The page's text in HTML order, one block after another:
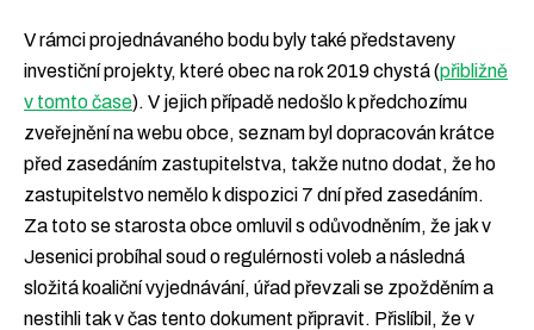
V rámci projednávaného bodu byly také představeny
investiční projekty, které obec na rok 2019 chystá (přibližně
v tomto čase). V jejich případě nedošlo k předchozímu
zveřejnění na webu obce, seznam byl dopracován krátce
před zasedáním zastupitelstva, takže nutno dodat, že ho
zastupitelstvo nemělo k dispozici 7 dní před zasedáním.
Za toto se starosta obce omluvil s odůvodněním, že jak v
Jesenici probíhal soud o regulérnosti voleb a následná
složitá koaliční vyjednávání, úřad převzali se zpožděním a
nestihli tak v čas tento dokument připravit. Přislíbil, že v